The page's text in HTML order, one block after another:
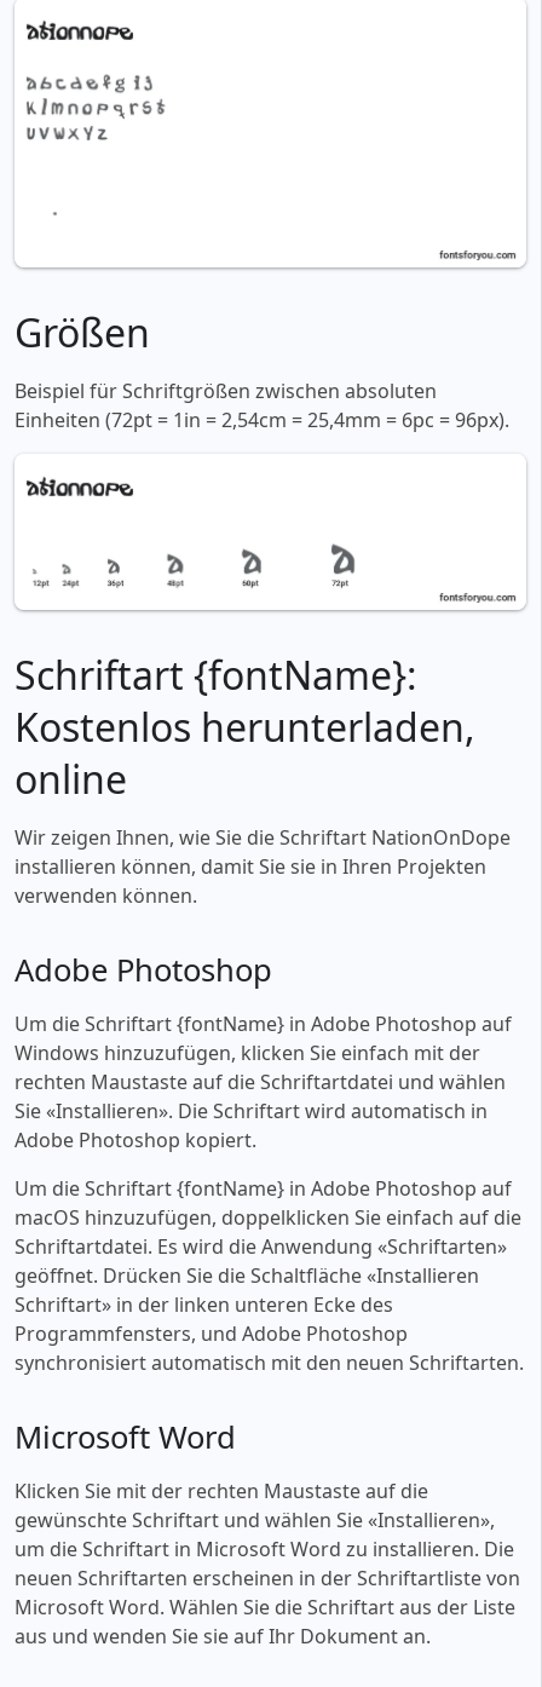
Größen
Beispiel für Schriftgrößen zwischen absoluten
Einheiten (72pt = 1in = 2,54cm = 25,4mm = 6pc = 96px).
Schriftart {fontName}:
Kostenlos herunterladen,
online
Wir zeigen Ihnen, wie Sie die Schriftart NationOnDope
installieren können, damit Sie sie in Ihren Projekten
verwenden können.
Adobe Photoshop
Um die Schriftart {fontName} in Adobe Photoshop auf
Windows hinzuzufügen, klicken Sie einfach mit der
rechten Maustaste auf die Schriftartdatei und wählen
Sie «‎Installieren». Die Schriftart wird automatisch in
Adobe Photoshop kopiert.
Um die Schriftart {fontName} in Adobe Photoshop auf
macOS hinzuzufügen, doppelklicken Sie einfach auf die
Schriftartdatei. Es wird die Anwendung «‎Schriftarten»
geöffnet. Drücken Sie die Schaltfläche «‎Installieren
Schriftart» in der linken unteren Ecke des
Programmfensters, und Adobe Photoshop
synchronisiert automatisch mit den neuen Schriftarten.
Microsoft Word
Klicken Sie mit der rechten Maustaste auf die
gewünschte Schriftart und wählen Sie «‎Installieren»,
um die Schriftart in Microsoft Word zu installieren. Die
neuen Schriftarten erscheinen in der Schriftartliste von
Microsoft Word. Wählen Sie die Schriftart aus der Liste
aus und wenden Sie sie auf Ihr Dokument an.